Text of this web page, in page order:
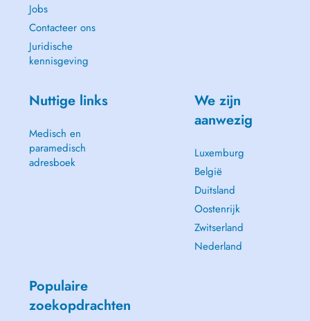
Jobs
Contacteer ons
Juridische
kennisgeving
Nuttige links
Medisch en
paramedisch
adresboek
We zijn
aanwezig
Luxemburg
België
Duitsland
Oostenrijk
Zwitserland
Nederland
Populaire
zoekopdrachten